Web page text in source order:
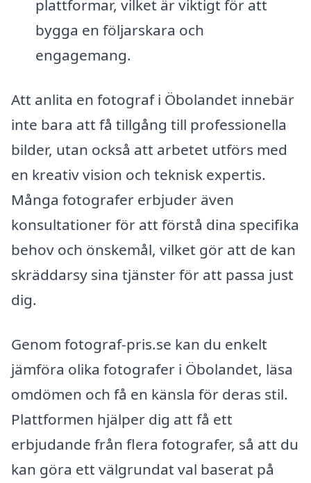
plattformar, vilket är viktigt för att
bygga en följarskara och
engagemang.
Att anlita en fotograf i Öbolandet innebär
inte bara att få tillgång till professionella
bilder, utan också att arbetet utförs med
en kreativ vision och teknisk expertis.
Många fotografer erbjuder även
konsultationer för att förstå dina specifika
behov och önskemål, vilket gör att de kan
skräddarsy sina tjänster för att passa just
dig.
Genom fotograf-pris.se kan du enkelt
jämföra olika fotografer i Öbolandet, läsa
omdömen och få en känsla för deras stil.
Plattformen hjälper dig att få ett
erbjudande från flera fotografer, så att du
kan göra ett välgrundat val baserat på